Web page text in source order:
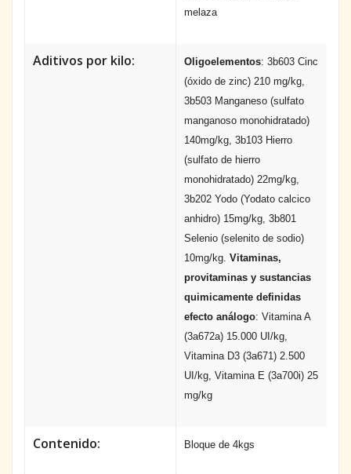
melaza
Aditivos por kilo: Oligoelementos: 3b603 Cinc
(óxido de zinc) 210 mg/kg,
3b503 Manganeso (sulfato
manganoso monohidratado)
140mg/kg, 3b103 Hierro
(sulfato de hierro
monohidratado) 22mg/kg,
3b202 Yodo (Yodato calcico
anhidro) 15mg/kg, 3b801
Selenio (selenito de sodio)
10mg/kg. Vitaminas,
provitaminas y sustancias
quimicamente definidas
efecto análogo: Vitamina A
(3a672a) 15.000 UI/kg,
Vitamina D3 (3a671) 2.500
UI/kg, Vitamina E (3a700i) 25
mg/kg
Contenido: Bloque de 4kgs